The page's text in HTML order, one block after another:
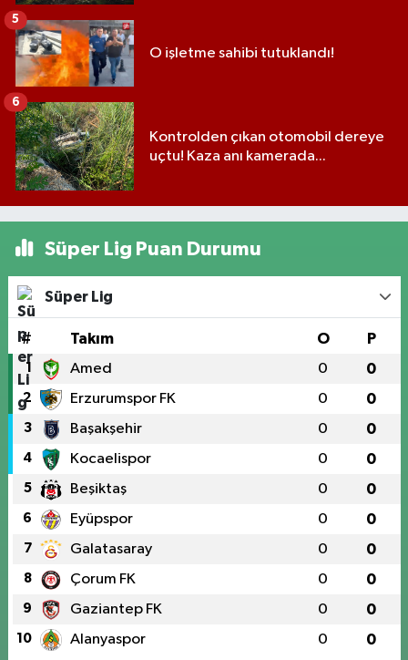
O işletme sahibi tutuklandı!
5
Kontrolden çıkan otomobil dereye
uçtu! Kaza anı kamerada...
6
Süper Lig Puan Durumu
Süper Lig
# Takım O P
1 Amed 0 0
2 Erzurumspor FK 0 0
3 Başakşehir 0 0
4 Kocaelispor 0 0
5 Beşiktaş 0 0
6 Eyüpspor 0 0
7 Galatasaray 0 0
8 Çorum FK 0 0
9 Gaziantep FK 0 0
10 Alanyaspor 0 0